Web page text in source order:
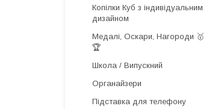
Копілки Куб з індивідуальним
дизайном
Медалі, Оскари, Нагороди 🥇
🏆
Школа / Випускний
Органайзери
Підставка для телефону